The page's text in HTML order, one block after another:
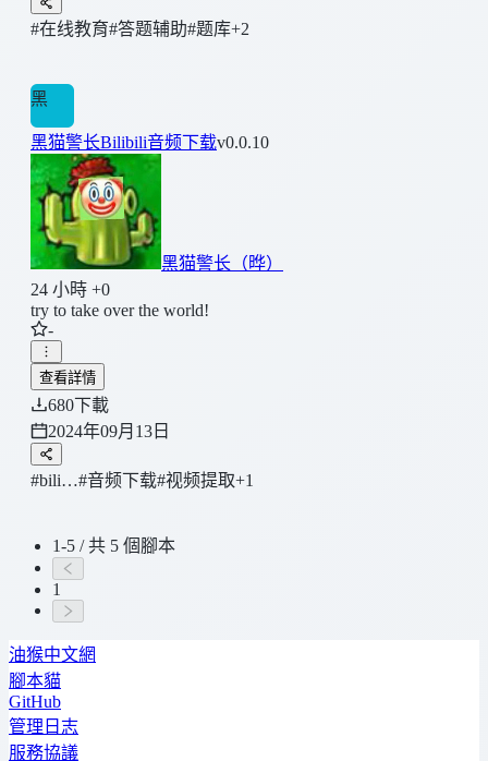
#在线教育#答题辅助#题库+2
黑
黑猫警长Bilibili音频下载v0.0.10
黑猫警长（晔）
24 小時 +0
try to take over the world!
-
查看詳情
680下載
2024年09月13日
#bili…#音频下载#视频提取+1
1-5 / 共 5 個腳本
1
油猴中文網
腳本貓
GitHub
管理日志
服務協議